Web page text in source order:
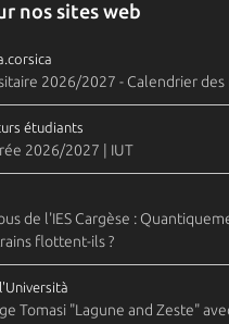
nos sites web
2026/2027 - Calendrier
étudiants
2026/2027 | IUT
de l'IES Cargèse :
flottent-ils ?
Tomasi "Lagune and Zeste"